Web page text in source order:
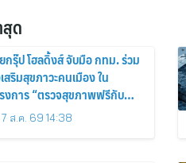
ด
กรุ๊ป โฮลดิ้งส์ จับมือ กทม. ร่วม
สริมสุขภาวะคนเมือง ใน
งการ “ตรวจสุขภาพฟรีกับ
.”
7 ส.ค. 69 14:38